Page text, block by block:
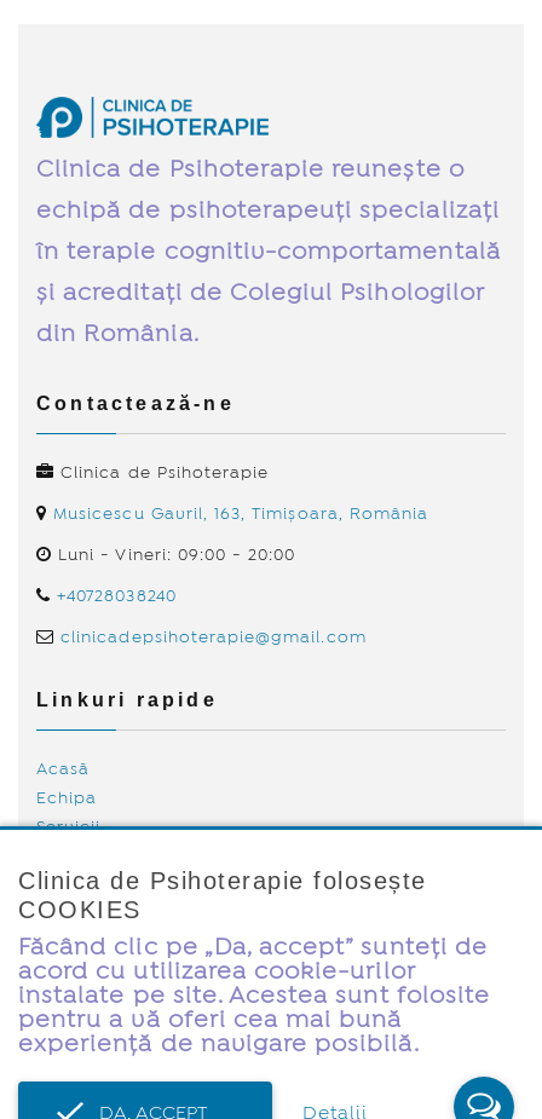
Clinica de Psihoterapie reunește o
echipă de psihoterapeuți specializați
în terapie cognitiv-comportamentală
și acreditați de Colegiul Psihologilor
din România.
Contactează-ne
Clinica de Psihoterapie
Musicescu Gavril, 163, Timișoara, România
Luni - Vineri: 09:00 - 20:00
+40728038240
clinicadepsihoterapie@gmail.com
Linkuri rapide
Acasă
Echipa
Servicii
Blog
Politica de Cookies
Contact
© Clinica de Psihoterapie 2026. Toate drepturile rezervate.
Clinica de Psihoterapie folosește
COOKIES
Făcând clic pe „Da, accept” sunteți de
acord cu utilizarea cookie-urilor
instalate pe site. Acestea sunt folosite
pentru a vă oferi cea mai bună
experiență de navigare posibilă.
DA, ACCEPT Detalii